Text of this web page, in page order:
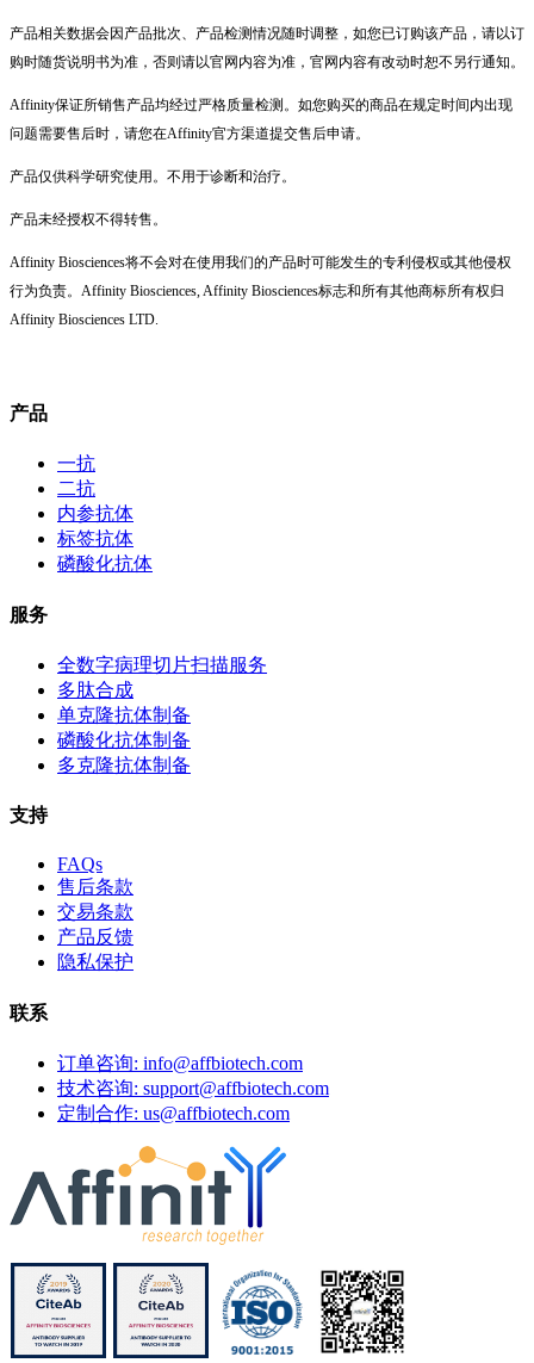
产品相关数据会因产品批次、产品检测情况随时调整，如您已订购该产品，请以订
购时随货说明书为准，否则请以官网内容为准，官网内容有改动时恕不另行通知。
Affinity保证所销售产品均经过严格质量检测。如您购买的商品在规定时间内出现
问题需要售后时，请您在Affinity官方渠道提交售后申请。
产品仅供科学研究使用。不用于诊断和治疗。
产品未经授权不得转售。
Affinity Biosciences将不会对在使用我们的产品时可能发生的专利侵权或其他侵权
行为负责。Affinity Biosciences, Affinity Biosciences标志和所有其他商标所有权归
Affinity Biosciences LTD.
产品
一抗
二抗
内参抗体
标签抗体
磷酸化抗体
服务
全数字病理切片扫描服务
多肽合成
单克隆抗体制备
磷酸化抗体制备
多克隆抗体制备
支持
FAQs
售后条款
交易条款
产品反馈
隐私保护
联系
订单咨询: info@affbiotech.com
技术咨询: support@affbiotech.com
定制合作: us@affbiotech.com